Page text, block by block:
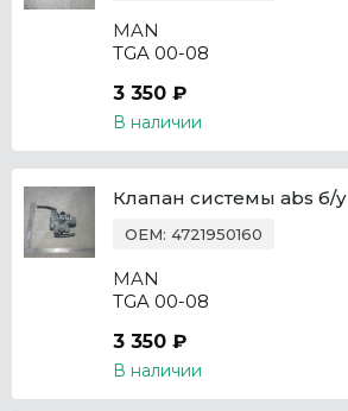
MAN
TGA 00-08
3 350 ₽
В наличии
Клапан системы abs б/у
OEM: 4721950160
MAN
TGA 00-08
3 350 ₽
В наличии